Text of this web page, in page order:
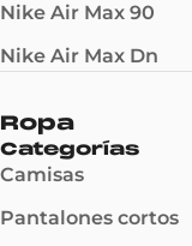
Nike Air Max 90
Nike Air Max Dn
Ropa
Categorías
Camisas
Pantalones cortos